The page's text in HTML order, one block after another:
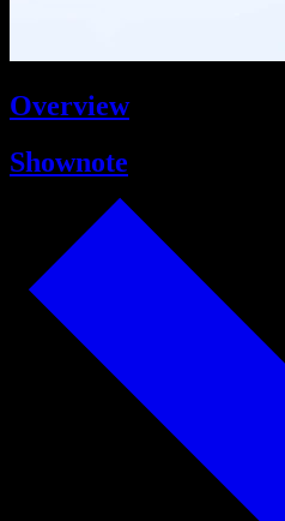
Overview
Shownote